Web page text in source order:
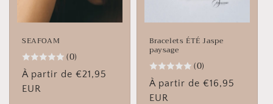
SEAFOAM
(0)
Prix
habituel
À partir de €21,95
EUR
Bracelets ÉTÉ Jaspe
paysage
(0)
Prix
habituel
À partir de €16,95
EUR